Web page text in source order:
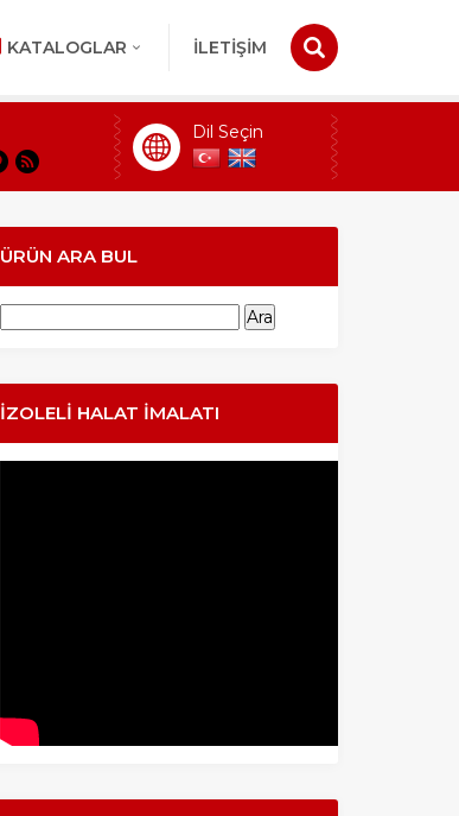
KATALOGLAR İLETİŞİM
Dil Seçin
ÜRÜN ARA BUL
İZOLELI HALAT İMALATI